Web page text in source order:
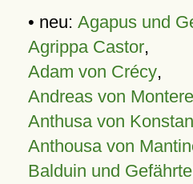
• neu: Agapus und
Agrippa Castor,
Adam von Crécy,
Andreas von
Anthusa von
Anthousa von
Balduin und